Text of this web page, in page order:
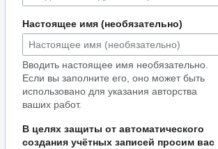
Настоящее имя (необязательно)
Вводить настоящее имя необязательно.
Если вы заполните его, оно может быть
использовано для указания авторства
ваших работ.
В целях защиты от автоматического
создания учётных записей просим вас